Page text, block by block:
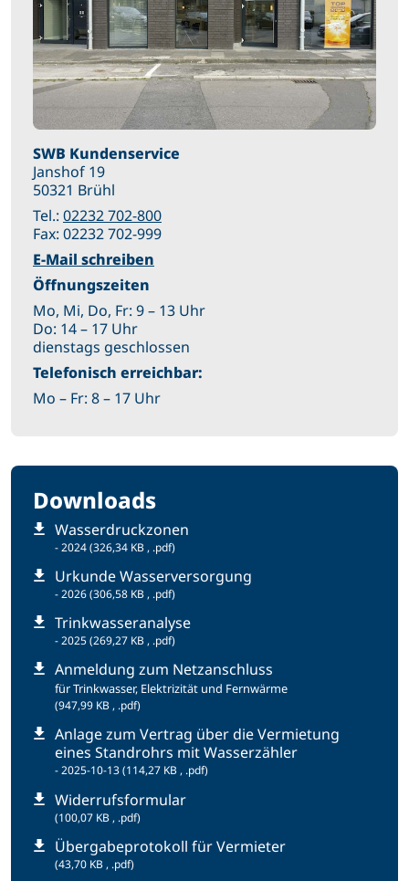
SWB Kundenservice
Janshof 19
50321 Brühl
Tel.: 02232 702-800
Fax: 02232 702-999
E-Mail schreiben
Öffnungszeiten
Mo, Mi, Do, Fr: 9 – 13 Uhr
Do: 14 – 17 Uhr
dienstags geschlossen
Telefonisch erreichbar:
Mo – Fr: 8 – 17 Uhr
Downloads
Wasserdruckzonen
- 2024(326,34 KB , .pdf)
Urkunde Wasserversorgung
- 2026(306,58 KB , .pdf)
Trinkwasseranalyse
- 2025(269,27 KB , .pdf)
Anmeldung zum Netzanschluss
für Trinkwasser, Elektrizität und Fernwärme
(947,99 KB , .pdf)
Anlage zum Vertrag über die Vermietung
eines Standrohrs mit Wasserzähler
- 2025-10-13(114,27 KB , .pdf)
Widerrufsformular
(100,07 KB , .pdf)
Übergabeprotokoll für Vermieter
(43,70 KB , .pdf)